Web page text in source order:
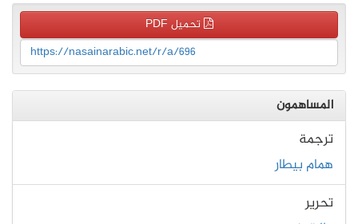
تحميل PDF
https://nasainarabic.net/r/a/696
المساهمون
ترجمة
همام بيطار
تحرير